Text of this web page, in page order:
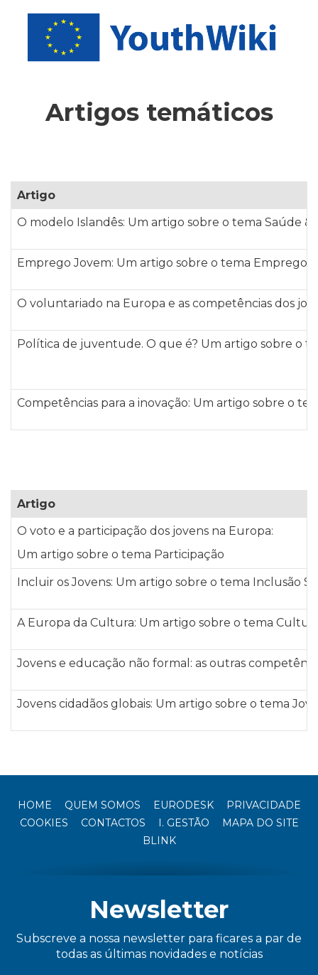
Artigos temáticos
Artigo
O modelo Islandês: Um artigo sobre o tema Saúde &
Emprego Jovem: Um artigo sobre o tema Emprego
O voluntariado na Europa e as competências dos
Política de juventude. O que é? Um artigo sobre o
Competências para a inovação: Um artigo sobre o
Artigo
O voto e a participação dos jovens na Europa:
Um artigo sobre o tema Participação
Incluir os Jovens: Um artigo sobre o tema Inclusão
A Europa da Cultura: Um artigo sobre o tema
Jovens e educação não formal: as outras
Jovens cidadãos globais: Um artigo sobre o tema
HOME QUEM SOMOS EURODESK
PRIVACIDADE
COOKIES
CONTACTOS I. GESTÃO
MAPA DO SITE
BLINK
Newsletter
Subscreve a nossa newsletter para ficares a par de
todas as últimas novidades e notícias